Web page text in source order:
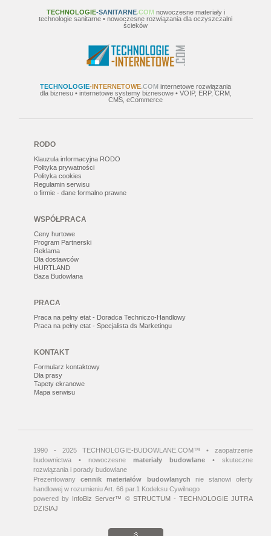
TECHNOLOGIE-SANITARNE.COMnowoczesne materiały i
technologie sanitarne • nowoczesne rozwiązania dla oczyszczalni
ścieków
TECHNOLOGIE-INTERNETOWE.COM internetowe rozwiązania
dla biznesu • internetowe systemy biznesowe • VOIP, ERP, CRM,
CMS, eCommerce
RODO
Klauzula informacyjna RODO
Polityka prywatności
Polityka cookies
Regulamin serwisu
o firmie - dane formalno prawne
WSPÓŁPRACA
Ceny hurtowe
Program Partnerski
Reklama
Dla dostawców
HURTLAND
Baza Budowlana
PRACA
Praca na pełny etat - Doradca Techniczo-Handlowy
Praca na pełny etat - Specjalista ds Marketingu
KONTAKT
Formularz kontaktowy
Dla prasy
Tapety ekranowe
Mapa serwisu
1990 - 2025 TECHNOLOGIE-BUDOWLANE.COM™ • zaopatrzenie
budownictwa • nowoczesne materiały budowlane • skuteczne
rozwiązania i porady budowlane
Prezentowanycennik materiałów budowlanych nie stanowi oferty
handlowej w rozumieniu Art. 66 par.1 Kodeksu Cywilnego
powered by InfoBiz Server™ © STRUCTUM - TECHNOLOGIE JUTRA
DZISIAJ